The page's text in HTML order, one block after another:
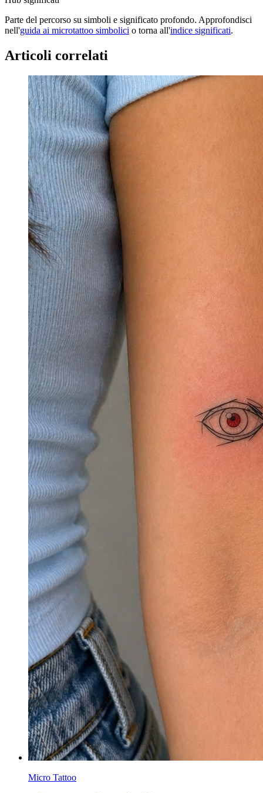
Parte del percorso su simboli e significato profondo. Approfondisci
nell'guida ai microtattoo simbolici o torna all'indice significati.
Articoli correlati
Micro Tattoo